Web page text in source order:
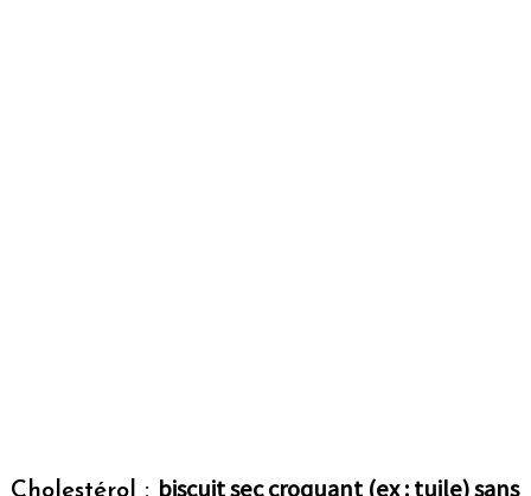
Cholestérol : biscuit sec croquant (ex : tuile) sans